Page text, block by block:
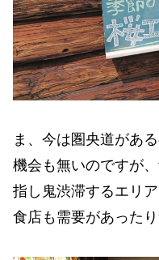
ま、今は圏央道があ
機会も無いのですが
指し鬼渋滞するエリ
食店も需要があった